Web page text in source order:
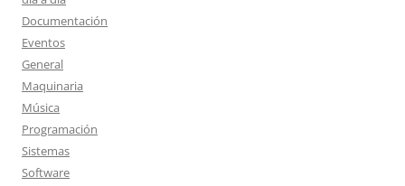
Documentación
Eventos
General
Maquinaria
Música
Programación
Sistemas
Software